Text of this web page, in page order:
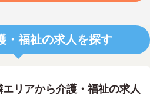
・福祉の求人を探す
リアから介護・福祉の求人